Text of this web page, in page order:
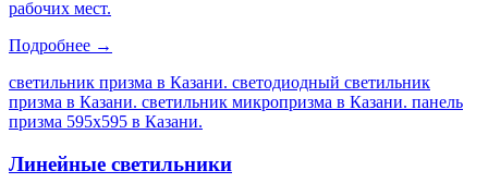
рабочих мест.
Подробнее →
светильник призма в Казани. светодиодный светильник
призма в Казани. светильник микропризма в Казани. панель
призма 595х595 в Казани.
Линейные светильники